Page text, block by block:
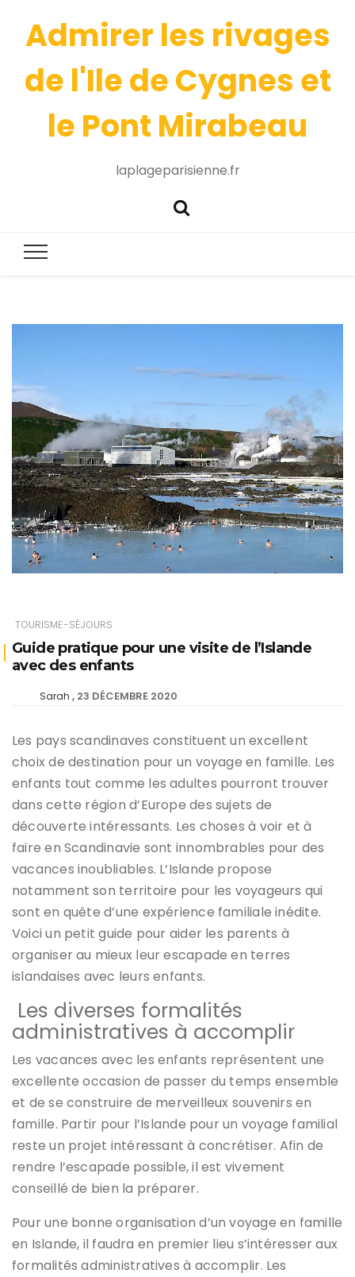
Admirer les rivages
de l'Ile de Cygnes et
le Pont Mirabeau
laplageparisienne.fr
TOURISME-SÉJOURS
Guide pratique pour une visite de l’Islande
avec des enfants
Sarah 23 DÉCEMBRE 2020
Les pays scandinaves constituent un excellent
choix de destination pour un voyage en famille. Les
enfants tout comme les adultes pourront trouver
dans cette région d’Europe des sujets de
découverte intéressants. Les choses à voir et à
faire en Scandinavie sont innombrables pour des
vacances inoubliables. L’Islande propose
notamment son territoire pour les voyageurs qui
sont en quête d’une expérience familiale inédite.
Voici un petit guide pour aider les parents à
organiser au mieux leur escapade en terres
islandaises avec leurs enfants.
Les diverses formalités
administratives à accomplir
Les vacances avec les enfants représentent une
excellente occasion de passer du temps ensemble
et de se construire de merveilleux souvenirs en
famille. Partir pour l’Islande pour un voyage familial
reste un projet intéressant à concrétiser. Afin de
rendre l’escapade possible, il est vivement
conseillé de bien la préparer.
Pour une bonne organisation d’un voyage en famille
en Islande, il faudra en premier lieu s’intéresser aux
formalités administratives à accomplir. Les